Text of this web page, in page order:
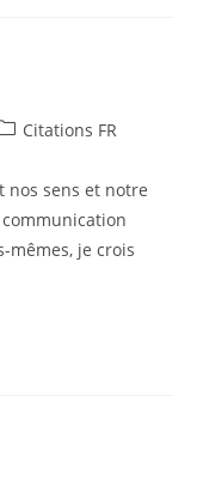
Citations FR
sens et notre
mêmes, je crois